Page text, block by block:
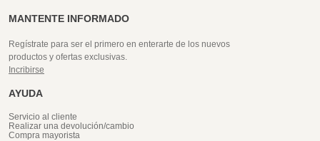
MANTENTE INFORMADO
Regístrate para ser el primero en enterarte de los nuevos
productos y ofertas exclusivas.
Incribirse
AYUDA
Servicio al cliente
Realizar una devolución/cambio
Compra mayorista